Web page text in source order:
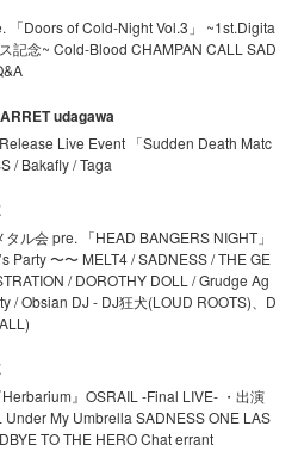
「Doors of Cold-Night Vol.3」 ~1st.Digita
記念~ Cold-Blood CHAMPAN CALL SAD
udagawa
Live Event 「Sudden Death Matc
/ Bakafly / Taga
タル会 pre. 「HEAD BANGERS NIGHT」
Party 〜〜 MELT4 / SADNESS / THE GE
/ DOROTHY DOLL / Grudge Ag
/ Obsian DJ - DJ狂犬(LOUD ROOTS)、D
』OSRAIL -Final LIVE- ・出演
Under My Umbrella SADNESS ONE LAS
TO THE HERO Chat errant